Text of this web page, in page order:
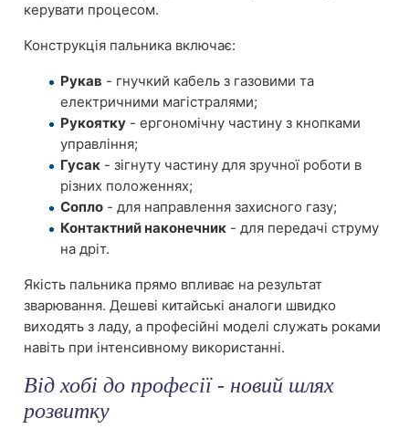
керувати процесом.
Конструкція пальника включає:
Рукав - гнучкий кабель з газовими та
електричними магістралями;
Рукоятку - ергономічну частину з кнопками
управління;
Гусак - зігнуту частину для зручної роботи в
різних положеннях;
Сопло - для направлення захисного газу;
Контактний наконечник - для передачі струму
на дріт.
Якість пальника прямо впливає на результат
зварювання. Дешеві китайські аналоги швидко
виходять з ладу, а професійні моделі служать роками
навіть при інтенсивному використанні.
Від хобі до професії - новий шлях
розвитку